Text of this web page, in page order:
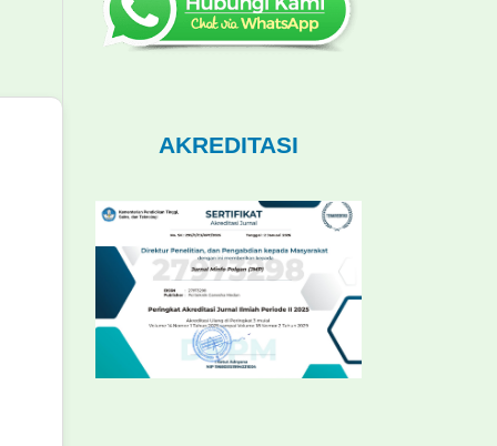
AKREDITASI